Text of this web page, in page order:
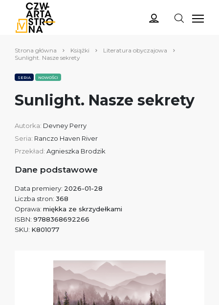
Strona główna Książki
Literatura obyczajowa
Sunlight. Nasze sekrety
SERIA NOWOŚCI
Sunlight. Nasze sekrety
Autorka: Devney Perry
Seria: Ranczo Haven River
Przekład: Agnieszka Brodzik
Dane podstawowe
Data premiery: 2026-01-28
Liczba stron: 368
Oprawa: miękka ze skrzydełkami
ISBN: 9788368692266
SKU: K801077